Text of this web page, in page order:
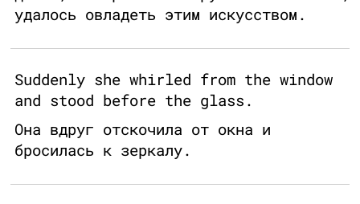
удалось овладеть этим искусством.
Suddenly she whirled from the window
and stood before the glass.
Она вдруг отскочила от окна и
бросилась к зеркалу.